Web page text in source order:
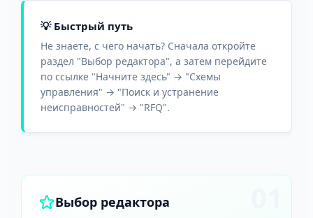
💡 Быстрый путь
Не знаете, с чего начать? Сначала откройте
раздел "Выбор редактора", а затем перейдите
по ссылке "Начните здесь" → "Схемы
управления" → "Поиск и устранение
неисправностей" → "RFQ".
Выбор редактора